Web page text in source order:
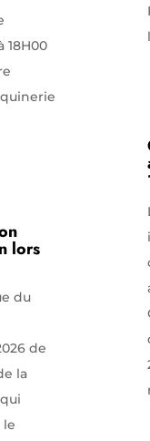
18H00
lors
du
de
la
le